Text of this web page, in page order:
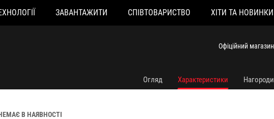
ЗАВАНТАЖИТИ СПІВТОВАРИСТВО ХІТИ ТА НОВИНКИ
Офіційний магазин
Огляд Характеристики Нагороди
В НАЯВНОСТІ
ROG Azoth X Gaming Keyboard